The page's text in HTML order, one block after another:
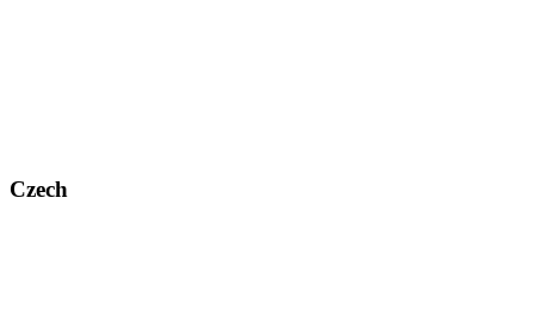
Czech